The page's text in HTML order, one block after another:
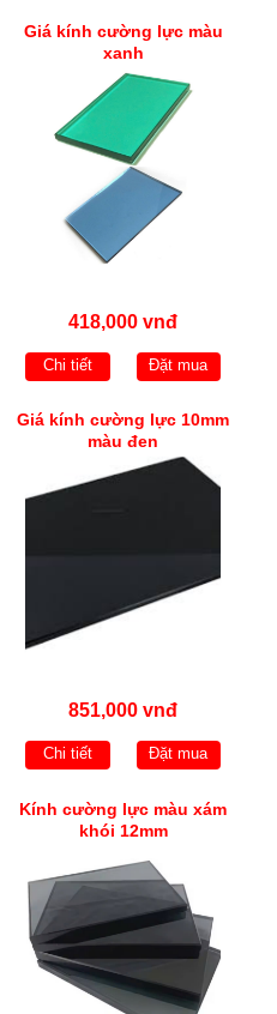
Giá kính cường lực màu
xanh
418,000 vnđ
Chi tiết Đặt mua
Giá kính cường lực 10mm
màu đen
851,000 vnđ
Chi tiết Đặt mua
Kính cường lực màu xám
khói 12mm